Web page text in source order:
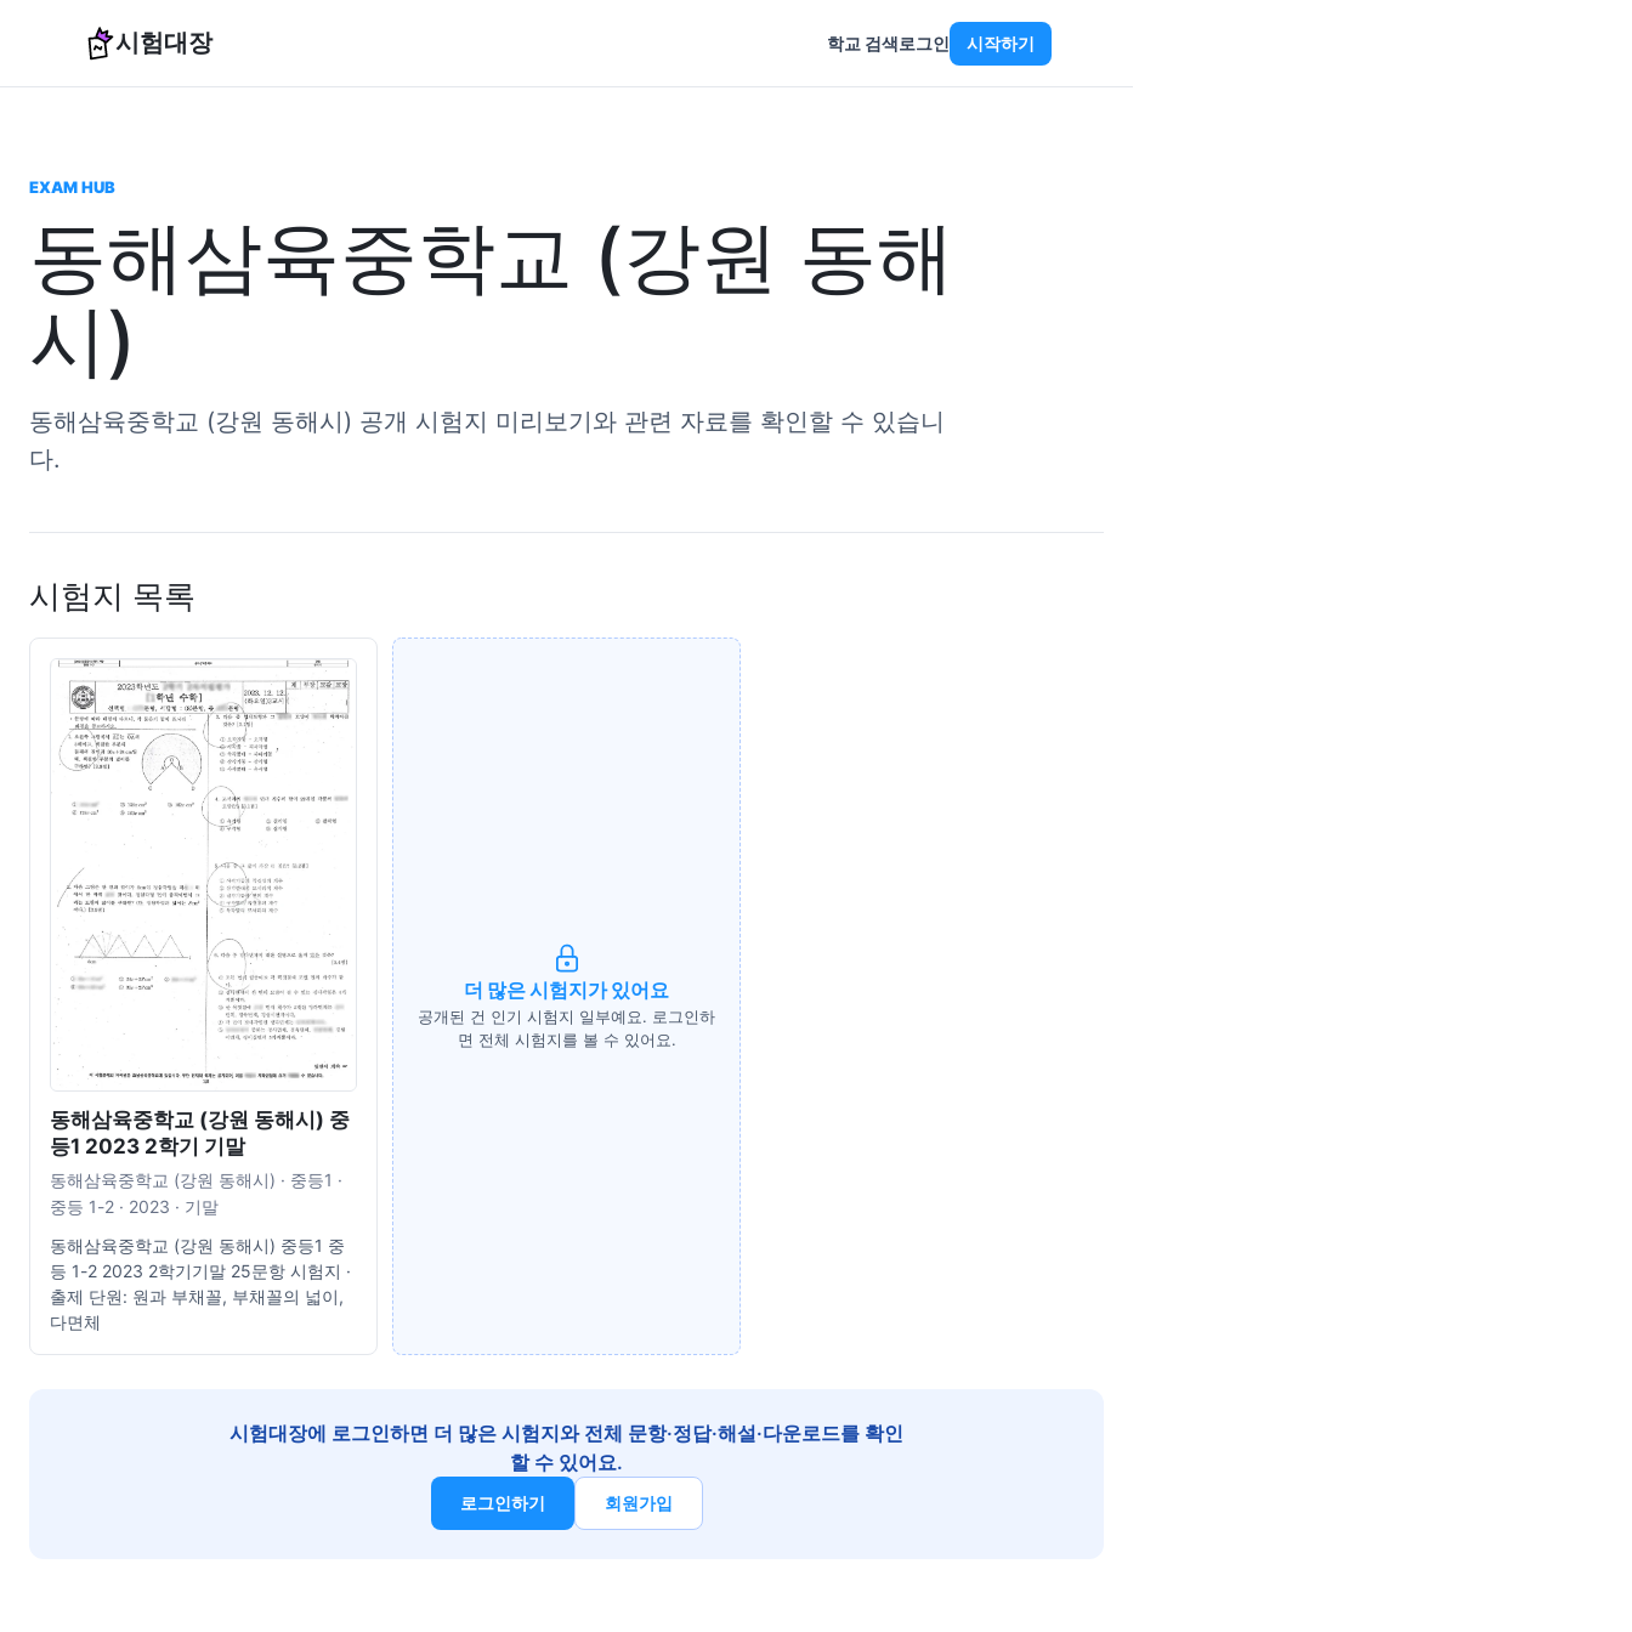
시험대장 학교 검색로그인 시작하기
EXAM HUB
동해삼육중학교 (강원 동해
시)
동해삼육중학교 (강원 동해시) 공개 시험지 미리보기와 관련 자료를 확인할 수 있습니
다.
시험지 목록
동해삼육중학교 (강원 동해시) 중
등1 2023 2학기 기말
동해삼육중학교 (강원 동해시) · 중등1 ·
중등 1-2 · 2023 · 기말
동해삼육중학교 (강원 동해시) 중등1 중
등 1-2 2023 2학기기말 25문항 시험지 ·
출제 단원: 원과 부채꼴, 부채꼴의 넓이,
다면체
더 많은 시험지가 있어요
공개된 건 인기 시험지 일부예요. 로그인하
면 전체 시험지를 볼 수 있어요.
시험대장에 로그인하면 더 많은 시험지와 전체 문항·정답·해설·다운로드를 확인
할 수 있어요.
로그인하기 회원가입